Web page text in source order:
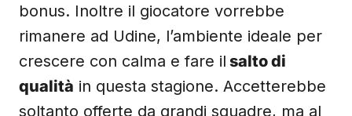
bonus. Inoltre il giocatore vorrebbe
rimanere ad Udine, l’ambiente ideale per
crescere con calma e fare il salto di
qualità in questa stagione. Accetterebbe
soltanto offerte da grandi squadre, ma al